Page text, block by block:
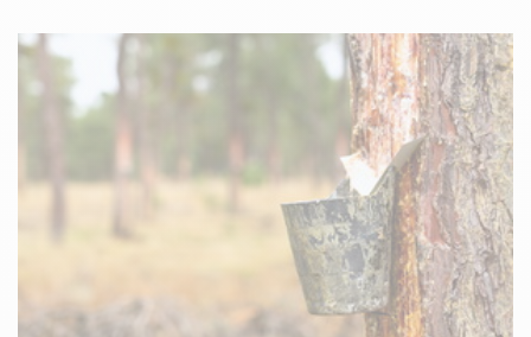
Bild